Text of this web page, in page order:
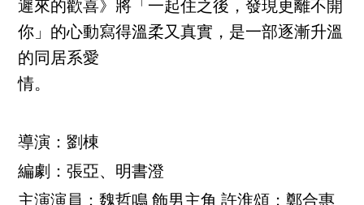
遲來的歡喜》將「一起住之後，發現更離不開
你」的心動寫得溫柔又真實，是一部逐漸升溫
的同居系愛
情。
導演：劉棟
編劇：張亞、明書澄